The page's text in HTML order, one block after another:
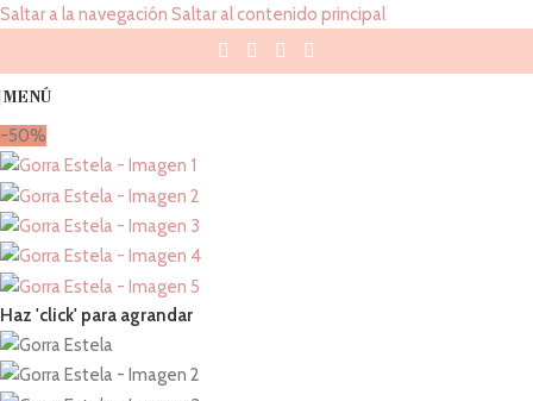
Saltar a la navegación Saltar al contenido principal
MENÚ
-50%
Haz 'click' para agrandar